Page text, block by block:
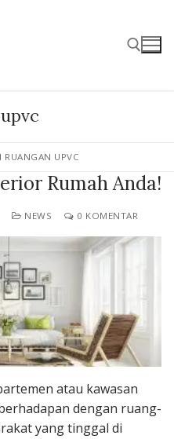
Cari:
RUANGAN UPVC
Rumah Anda!
NEWS 0 KOMENTAR
atau kawasan
dengan ruang-
yang tinggal di